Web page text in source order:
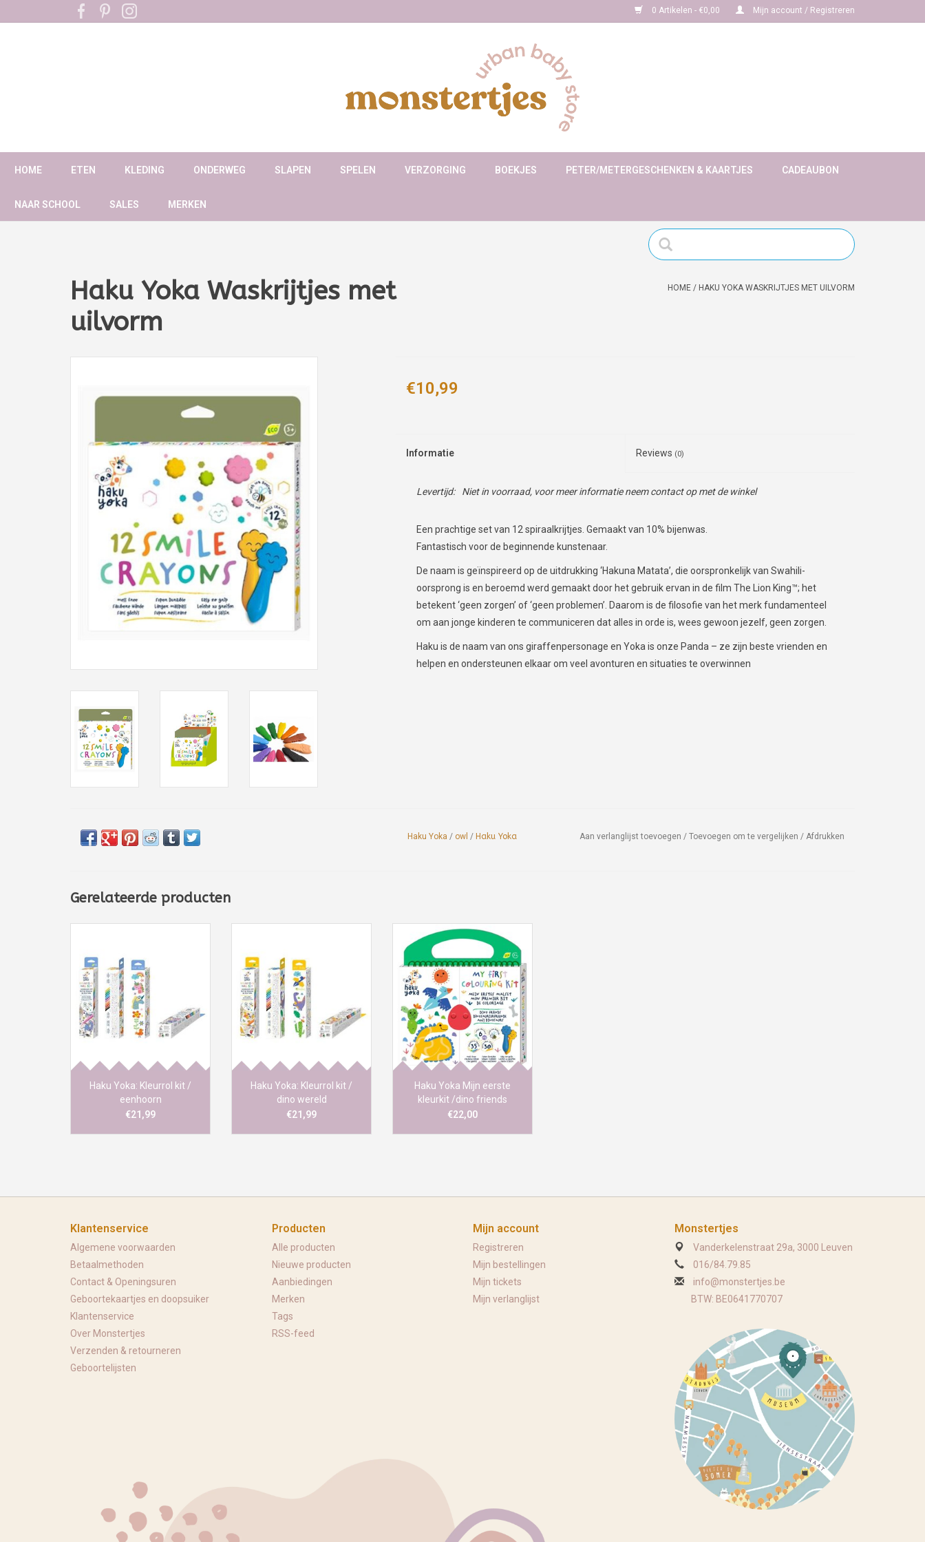
0 Artikelen - €0,00 Mijn account / Registreren
HOME ETEN KLEDING ONDERWEG SLAPEN SPELEN VERZORGING BOEKJES PETER/METERGESCHENKEN & KAARTJES CADEAUBON
NAAR SCHOOL SALES MERKEN
Haku Yoka Waskrijtjes met
uilvorm
HOME / HAKU YOKA WASKRIJTJES MET UILVORM
€10,99
Informatie Reviews (0)
Levertijd: Niet in voorraad, voor meer informatie neem contact op met de winkel
Een prachtige set van 12 spiraalkrijtjes. Gemaakt van 10% bijenwas.
Fantastisch voor de beginnende kunstenaar.
De naam is geïnspireerd op de uitdrukking ‘Hakuna Matata’, die oorspronkelijk van Swahili-
oorsprong is en beroemd werd gemaakt door het gebruik ervan in de film The Lion King™; het
betekent ‘geen zorgen’ of ‘geen problemen’. Daarom is de filosofie van het merk fundamenteel
om aan jonge kinderen te communiceren dat alles in orde is, wees gewoon jezelf, geen zorgen.
Haku is de naam van ons giraffenpersonage en Yoka is onze Panda – ze zijn beste vrienden en
helpen en ondersteunen elkaar om veel avonturen en situaties te overwinnen
Haku Yoka / owl / Haku Yoka Aan verlanglijst toevoegen / Toevoegen om te vergelijken / Afdrukken
Gerelateerde producten
Een leuke kleurrol in een
eenhoorn-thema, met de 12
waskrijtjes krijgt iedereen de
kans om mee te helpen aan
het inkleuren van deze kleurrol.
Haku Yoka: Kleurrol kit /
eenhoorn
€21,99
Een leuke kleurrol in een
eenhoorn-thema, met de 12
waskrijtjes krijgt iedereen de
kans om mee te helpen aan
het inkleuren van deze kleurrol.
Haku Yoka: Kleurrol kit /
dino wereld
€21,99
Introduceer je kleintje aan de
magische wereld van kleuren
met de Haku Yoka Mijn Eerste
Kleurkit Dino Vrienden.
Haku Yoka Mijn eerste
kleurkit /dino friends
€22,00
Klantenservice
Algemene voorwaarden
Betaalmethoden
Contact & Openingsuren
Geboortekaartjes en doopsuiker
Klantenservice
Over Monstertjes
Verzenden & retourneren
Geboortelijsten
Producten
Alle producten
Nieuwe producten
Aanbiedingen
Merken
Tags
RSS-feed
Mijn account
Registreren
Mijn bestellingen
Mijn tickets
Mijn verlanglijst
Monstertjes
Vanderkelenstraat 29a, 3000 Leuven
016/84.79.85
info@monstertjes.be
BTW: BE0641770707